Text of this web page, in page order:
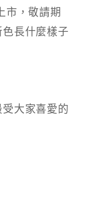
市，敬請期
長什麼樣子
大家喜愛的